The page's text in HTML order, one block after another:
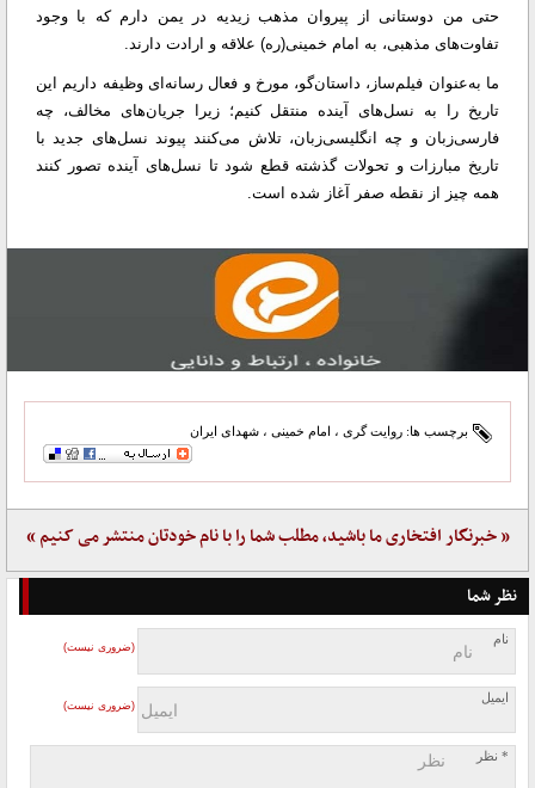
حتی من دوستانی از پیروان مذهب زیدیه در یمن دارم که با وجود
تفاوت‌های مذهبی، به امام خمینی(ره) علاقه و ارادت دارند.
ما به‌عنوان فیلم‌ساز، داستان‌گو، مورخ و فعال رسانه‌ای وظیفه داریم این
تاریخ را به نسل‌های آینده منتقل کنیم؛ زیرا جریان‌های مخالف، چه
فارسی‌زبان و چه انگلیسی‌زبان، تلاش می‌کنند پیوند نسل‌های جدید با
تاریخ مبارزات و تحولات گذشته قطع شود تا نسل‌های آینده تصور کنند
همه چیز از نقطه صفر آغاز شده است.
برچسب ها: روایت گری ، امام خمینی ، شهدای ایران
« خبرنگار افتخاری ما باشید، مطلب شما را با نام خودتان منتشر می کنیم »
نظر شما
نام
(ضروری نیست)
ایمیل
(ضروری نیست)
* نظر